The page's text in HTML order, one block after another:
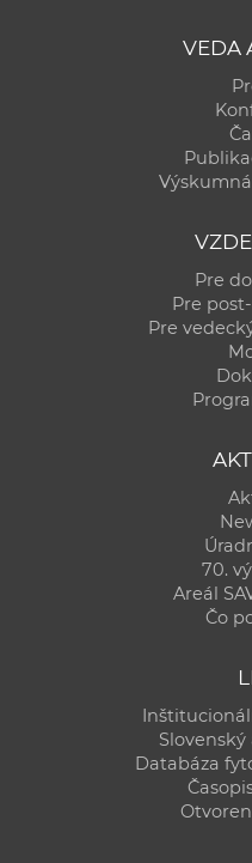
VEDA
Pre
Pre
Pre
70.
Areál
Čo
Databáza